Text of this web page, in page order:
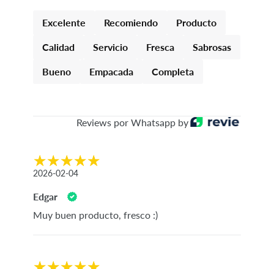
Excelente Recomiendo Producto
Calidad Servicio Fresca Sabrosas
Bueno Empacada Completa
Reviews por Whatsapp by
2026-02-04
Edgar
Muy buen producto, fresco :)